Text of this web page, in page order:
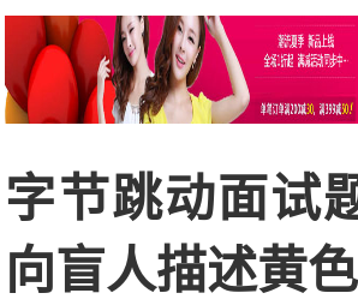
字节跳动面试
向盲人描述黄色